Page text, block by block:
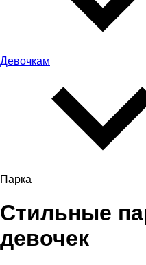
Девочкам
Парка
Cтильные
девочек